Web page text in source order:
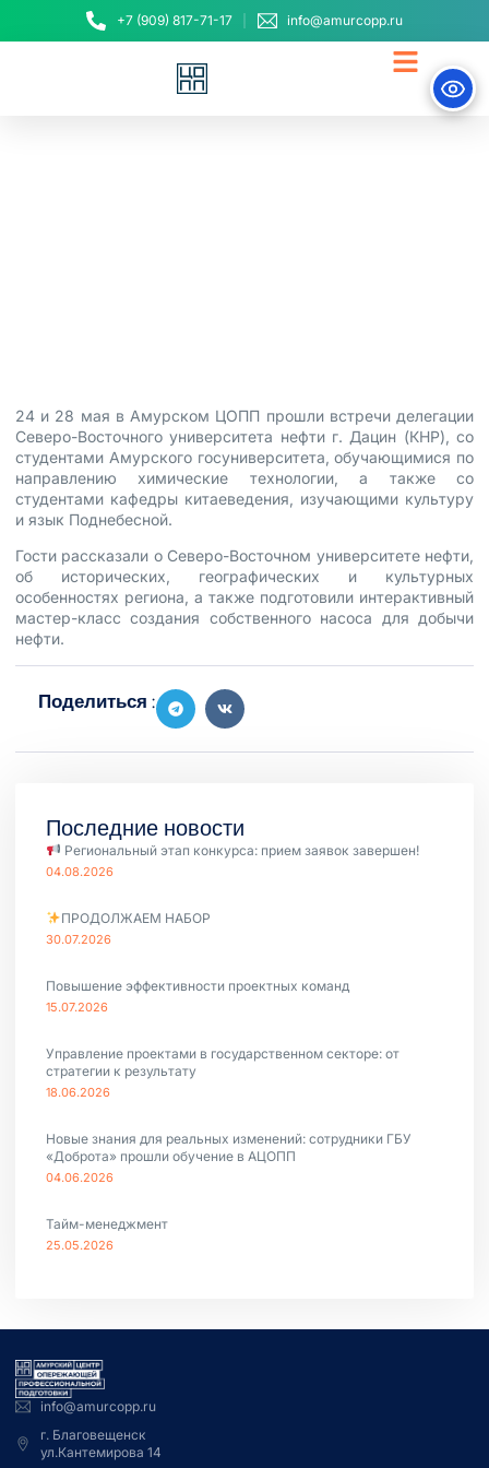
+7 (909) 817-71-17 info@amurcopp.ru
24 и 28 мая в Амурском ЦОПП прошли встречи делегации
Северо-Восточного университета нефти г. Дацин (КНР), со
студентами Амурского госуниверситета, обучающимися по
направлению химические технологии, а также со
студентами кафедры китаеведения, изучающими культуру
и язык Поднебесной.
Гости рассказали о Северо-Восточном университете нефти,
об исторических, географических и культурных
особенностях региона, а также подготовили интерактивный
мастер-класс создания собственного насоса для добычи
нефти.
Поделиться :
Последние новости
Региональный этап конкурса: прием заявок завершен!
04.08.2026
ПРОДОЛЖАЕМ НАБОР
30.07.2026
Повышение эффективности проектных команд
15.07.2026
Управление проектами в государственном секторе: от
стратегии к результату
18.06.2026
Новые знания для реальных изменений: сотрудники ГБУ
«Доброта» прошли обучение в АЦОПП
04.06.2026
Тайм-менеджмент
25.05.2026
info@amurcopp.ru
г. Благовещенск
ул.Кантемирова 14